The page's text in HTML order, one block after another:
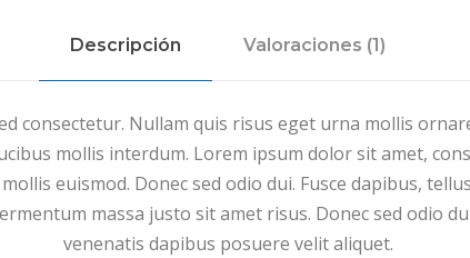
$
0
t
c
a
n
t
i
Descripción Valoraciones (1)
consectetur. Nullam quis risus eget urna mollis
mollis interdum. Lorem ipsum dolor sit amet,
euismod. Donec sed odio dui. Fusce dapibus,
massa justo sit amet risus. Donec sed odio
venenatis dapibus posuere velit aliquet.